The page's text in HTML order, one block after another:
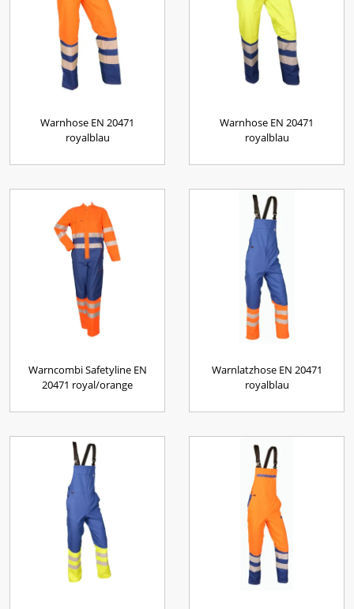
Warnhose EN 20471
royalblau
Warnhose EN 20471
royalblau
Warncombi Safetyline EN
20471 royal/orange
Warnlatzhose EN 20471
royalblau